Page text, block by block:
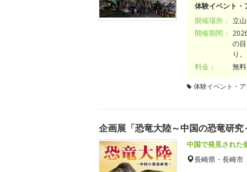
体験イベント・
開催場所：
立
開催期間：
の
り。
料金：
無料
体験イベント・
企画展「恐竜大陸～中国の恐竜研究
中国で発見された
長崎県・長崎市